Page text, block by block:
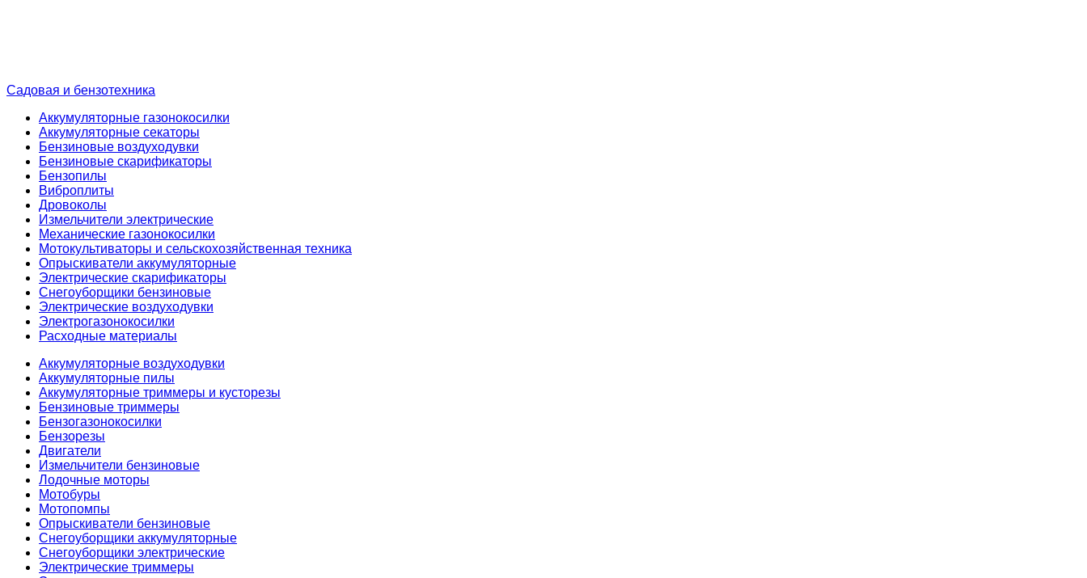
Садовая и бензотехника
Аккумуляторные газонокосилки
Аккумуляторные секаторы
Бензиновые воздуходувки
Бензиновые скарификаторы
Бензопилы
Виброплиты
Дровоколы
Измельчители электрические
Механические газонокосилки
Мотокультиваторы и сельскохозяйственная техника
Опрыскиватели аккумуляторные
Электрические скарификаторы
Снегоуборщики бензиновые
Электрические воздуходувки
Электрогазонокосилки
Расходные материалы
Аккумуляторные воздуходувки
Аккумуляторные пилы
Аккумуляторные триммеры и кусторезы
Бензиновые триммеры
Бензогазонокосилки
Бензорезы
Двигатели
Измельчители бензиновые
Лодочные моторы
Мотобуры
Мотопомпы
Опрыскиватели бензиновые
Снегоуборщики аккумуляторные
Снегоуборщики электрические
Электрические триммеры